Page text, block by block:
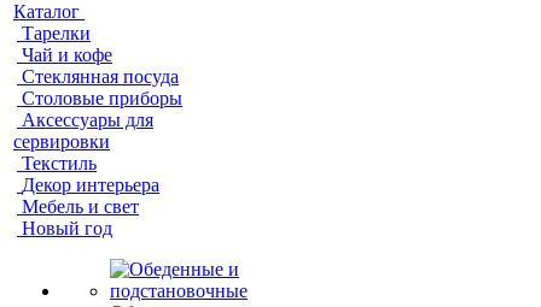
Каталог
Тарелки
Чай и кофе
Стеклянная посуда
Столовые приборы
Аксессуары для
сервировки
Текстиль
Декор интерьера
Мебель и свет
Новый год